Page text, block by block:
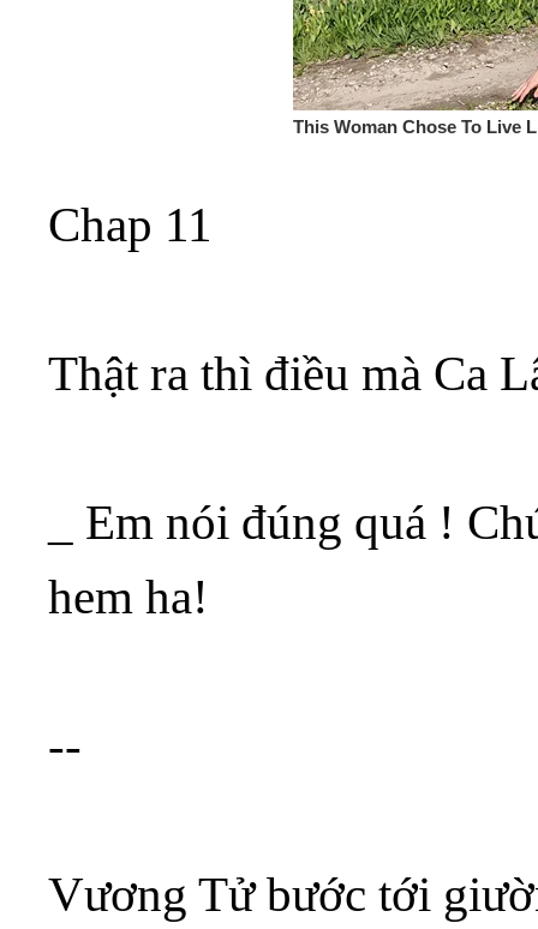
Chap 11
Thật ra thì điều mà Ca
_ Em nói đúng quá !
hem ha!
--
Vương Tử bước tới